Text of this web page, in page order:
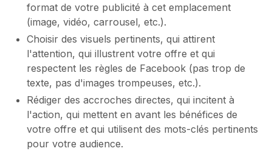
format de votre publicité à cet emplacement
(image, vidéo, carrousel, etc.).
Choisir des visuels pertinents, qui attirent
l'attention, qui illustrent votre offre et qui
respectent les règles de Facebook (pas trop de
texte, pas d'images trompeuses, etc.).
Rédiger des accroches directes, qui incitent à
l'action, qui mettent en avant les bénéfices de
votre offre et qui utilisent des mots-clés pertinents
pour votre audience.